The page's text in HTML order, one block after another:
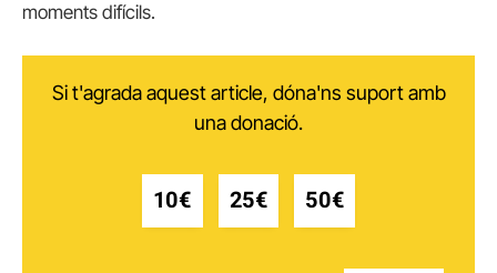
moments difícils.
Si t'agrada aquest article, dóna'ns suport amb
una donació.
10€ 25€ 50€